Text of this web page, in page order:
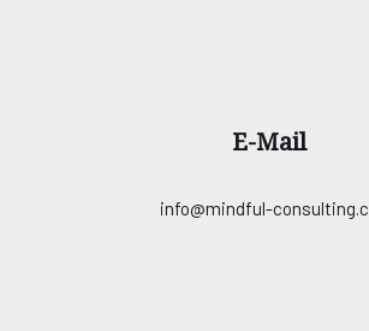
E-Mail
info@mindful-